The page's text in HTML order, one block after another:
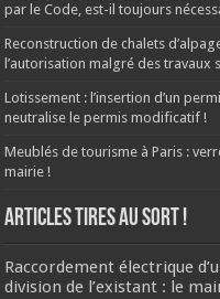
par le Code, est-il toujours
Reconstruction de chalets
l’autorisation malgré des travaux
Lotissement : l’insertion d’un
neutralise le permis modificatif !
Meublés de tourisme à Paris :
mairie !
ARTICLES TIRES AU SORT !
Raccordement électrique
division de l’existant : le